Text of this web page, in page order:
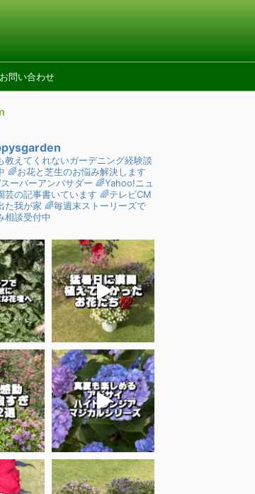
お問い合わせ
教えてくれないガーデニング経験談
🌈お花と芝生のお悩み解決します
ーパーアンバサダー 🌈Yahoo!ニュ
芸の記事書いています 🌈テレビCM
た我が家 🌈毎週末ストーリーズで
相談受付中